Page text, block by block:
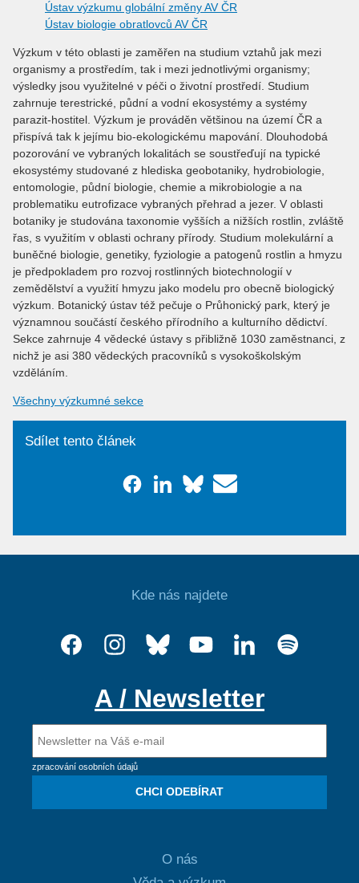
Ústav výzkumu globální změny AV ČR
Ústav biologie obratlovců AV ČR
Výzkum v této oblasti je zaměřen na studium vztahů jak mezi
organismy a prostředím, tak i mezi jednotlivými organismy;
výsledky jsou využitelné v péči o životní prostředí. Studium
zahrnuje terestrické, půdní a vodní ekosystémy a systémy
parazit-hostitel. Výzkum je prováděn většinou na území ČR a
přispívá tak k jejímu bio-ekologickému mapování. Dlouhodobá
pozorování ve vybraných lokalitách se soustřeďují na typické
ekosystémy studované z hlediska geobotaniky, hydrobiologie,
entomologie, půdní biologie, chemie a mikrobiologie a na
problematiku eutrofizace vybraných přehrad a jezer. V oblasti
botaniky je studována taxonomie vyšších a nižších rostlin, zvláště
řas, s využitím v oblasti ochrany přírody. Studium molekulární a
buněčné biologie, genetiky, fyziologie a patogenů rostlin a hmyzu
je předpokladem pro rozvoj rostlinných biotechnologií v
zemědělství a využití hmyzu jako modelu pro obecně biologický
výzkum. Botanický ústav též pečuje o Průhonický park, který je
významnou součástí českého přírodního a kulturního dědictví.
Sekce zahrnuje 4 vědecké ústavy s přibližně 1030 zaměstnanci, z
nichž je asi 380 vědeckých pracovníků s vysokoškolským
vzděláním.
Všechny výzkumné sekce
Sdílet tento článek
Kde nás najdete
A / Newsletter
zpracování osobních údajů
CHCI ODEBÍRAT
O nás